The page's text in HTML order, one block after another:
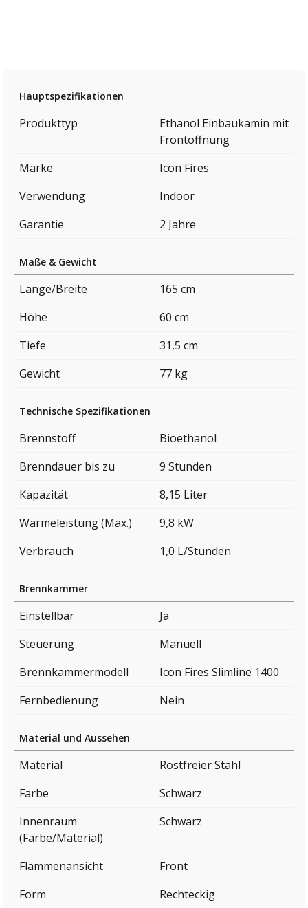
Hauptspezifikationen
Produkttyp
Ethanol Einbaukamin mit
Frontöffnung
Marke
Icon Fires
Verwendung
Indoor
Garantie
2 Jahre
Maße & Gewicht
Länge/Breite
165 cm
Höhe
60 cm
Tiefe
31,5 cm
Gewicht
77 kg
Technische Spezifikationen
Brennstoff
Bioethanol
Brenndauer bis zu
9 Stunden
Kapazität
8,15 Liter
Wärmeleistung (Max.)
9,8 kW
Verbrauch
1,0 L/Stunden
Brennkammer
Einstellbar
Ja
Steuerung
Manuell
Brennkammermodell
Icon Fires Slimline 1400
Fernbedienung
Nein
Material und Aussehen
Material
Rostfreier Stahl
Farbe
Schwarz
Innenraum
(Farbe/Material)
Schwarz
Flammenansicht
Front
Form
Rechteckig